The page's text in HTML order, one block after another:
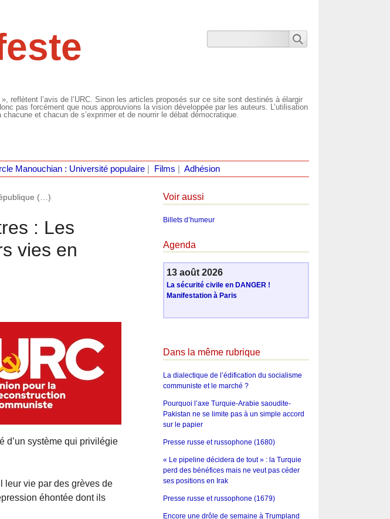
reflètent l’avis de l’URC. Sinon les articles proposés sur ce site sont destinés à élargir
pas forcément que nous approuvions la vision développée par les auteurs. L’utilisation
et chacun de s’exprimer et de nourrir le débat démocratique.
Manouchian : Université populaire| Films Adhésion
(…)
: Les
vies en
d’un système qui privilégie
leur vie par des grèves de
éhontée dont ils
Voir aussi
Billets d’humeur
Agenda
13 août 2026
La sécurité civile en DANGER !
Manifestation à Paris
Dans la même rubrique
La dialectique de l’édification du socialisme
communiste et le marché ?
Pourquoi l’axe Turquie-Arabie saoudite-
Pakistan ne se limite pas à un simple accord
sur le papier
Presse russe et russophone (1680)
« Le pipeline décidera de tout » : la Turquie
perd des bénéfices mais ne veut pas céder
ses positions en Irak
Presse russe et russophone (1679)
Encore une drôle de semaine à Trumpland